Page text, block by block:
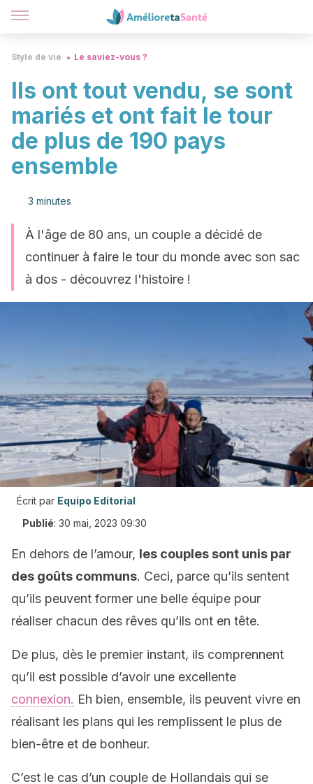
Style de vie Le saviez-vous ?
Ils ont tout vendu, se sont
mariés et ont fait le tour
de plus de 190 pays
ensemble
3 minutes
À l'âge de 80 ans, un couple a décidé de
continuer à faire le tour du monde avec son sac
à dos - découvrez l'histoire !
Écrit par Equipo Editorial
Publié: 30 mai, 2023 09:30
En dehors de l’amour, les couples sont unis par
des goûts communs. Ceci, parce qu’ils sentent
qu’ils peuvent former une belle équipe pour
réaliser chacun des rêves qu’ils ont en tête.
De plus, dès le premier instant, ils comprennent
qu’il est possible d’avoir une excellente
connexion. Eh bien, ensemble, ils peuvent vivre en
réalisant les plans qui les remplissent le plus de
bien-être et de bonheur.
C’est le cas d’un couple de Hollandais qui se